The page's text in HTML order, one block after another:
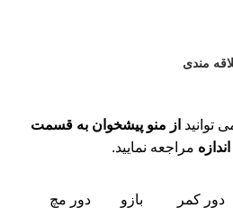
مندی
توانید از منو پیشخوان به قسمت
مراجعه نمایید.
دور کمر بازو دور مچ